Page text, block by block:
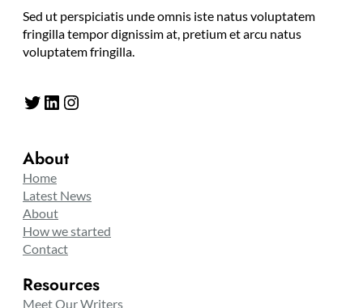
Sed ut perspiciatis unde omnis iste natus voluptatem
fringilla tempor dignissim at, pretium et arcu natus
voluptatem fringilla.
Twitter LinkedIn Instagram
About
Home
Latest News
About
How we started
Contact
Resources
Meet Our Writers